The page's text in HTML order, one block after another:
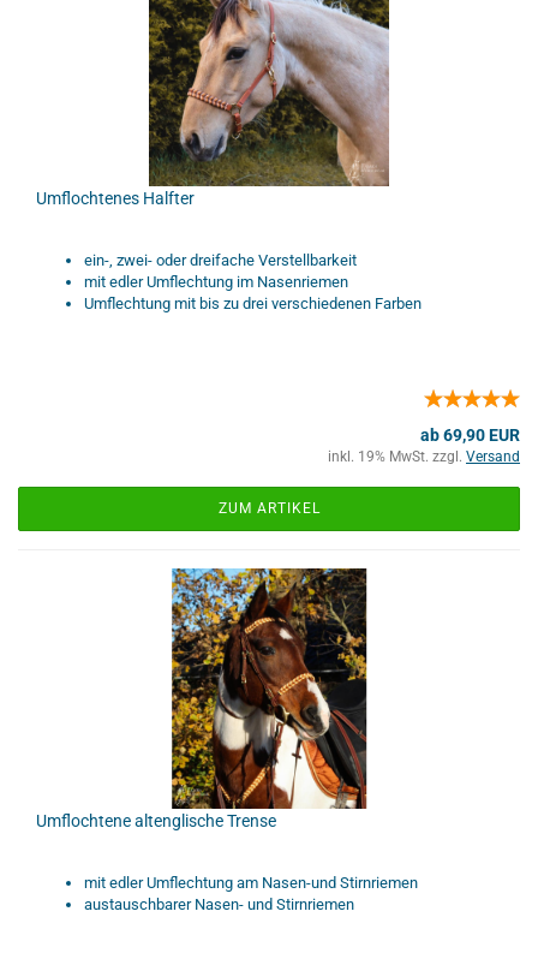
Umflochtenes Halfter
ein-, zwei- oder dreifache Verstellbarkeit
mit edler Umflechtung im Nasenriemen
Umflechtung mit bis zu drei verschiedenen Farben
ab 69,90 EUR
inkl. 19% MwSt. zzgl. Versand
ZUM ARTIKEL
Umflochtene altenglische Trense
mit edler Umflechtung am Nasen-und Stirnriemen
austauschbarer Nasen- und Stirnriemen